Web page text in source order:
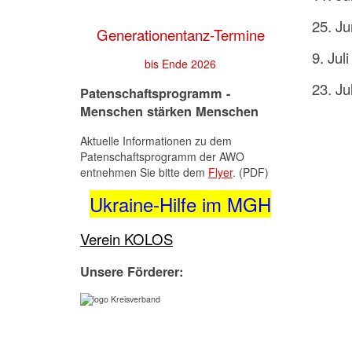
25.
9. Juli
23.
Generationentanz-Termine
bis Ende 2026
Patenschaftsprogramm -
Menschen stärken Menschen
Aktuelle Informationen zu dem
Patenschaftsprogramm der AWO
entnehmen Sie bitte dem Flyer. (PDF)
Ukraine-Hilfe im MGH
Verein KOLOS
Unsere Förderer: